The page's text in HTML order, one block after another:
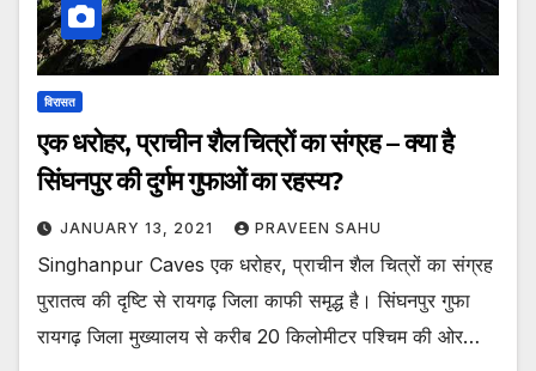
विरासत
एक धरोहर, प्राचीन शैल चित्रों का संग्रह – क्या है
सिंघनपुर की दुर्गम गुफाओं का रहस्य?
JANUARY 13, 2021 PRAVEEN SAHU
Singhanpur Caves एक धरोहर, प्राचीन शैल चित्रों का संग्रह
पुरातत्व की दृष्टि से रायगढ़ जिला काफी समृद्ध है। सिंघनपुर गुफा
रायगढ़ जिला मुख्यालय से करीब 20 किलोमीटर पश्चिम की ओर…